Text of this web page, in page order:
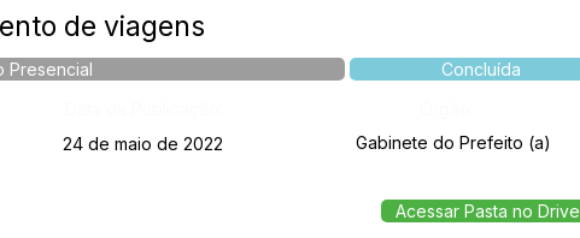
de viagens
Presencial
Concluída
24 de maio de 2022 Gabinete do Prefeito (a)
Acessar Pasta no Drive